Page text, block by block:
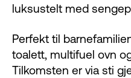
luksustelt med
Perfekt til
toalett, multifuel ovn
Tilkomsten er via sti